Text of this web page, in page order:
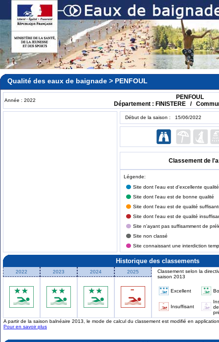
Qualité des eaux de baignade > PENFOUL
Année : 2022
PENFOUL
Département : FINISTERE /
Début de la saison : 15/06/2022
Classement de
Légende:
Site dont l'eau est d'excellente qualité
Site dont l'eau est de bonne qualité
Site dont l'eau est de qualité
Site dont l'eau est de qualité
Site n'ayant pas suffisamment de
Site non classé
Site connaissant une interdiction
Historique des classements
2022 2023 2024 2025
Classement selon la
saison 2013
Excellent
Insuffisant
de
A partir de la saison balnéaire 2013, le mode de calcul du classement est modifié en
Pour en savoir plus